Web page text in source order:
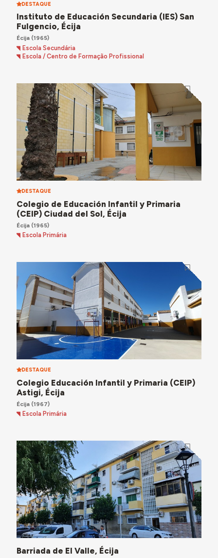
DESTAQUE
Instituto de Educación Secundaria (IES) San
Fulgencio, Écija
Écija(1965)
Escola Secundária
Escola / Centro de Formação Profissional
DESTAQUE
Colegio de Educación Infantil y Primaria
(CEIP) Ciudad del Sol, Écija
Écija(1965)
Escola Primária
DESTAQUE
Colegio Educación Infantil y Primaria (CEIP)
Astigi, Écija
Écija(1967)
Escola Primária
Barriada de El Valle, Écija